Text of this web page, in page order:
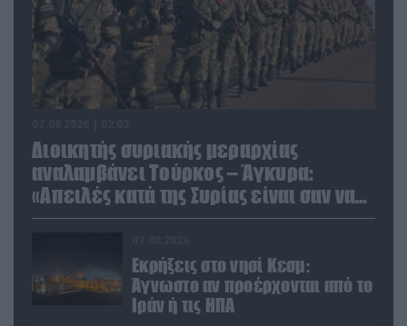
Διοικητής συριακής μεραρχίας
αναλαμβάνει Τούρκος – Άγκυρα:
«Απειλές κατά της Συρίας είναι σαν να
απειλούν εμάς»
Εκρήξεις στο νησί Κεσμ:
Άγνωστο αν προέρχονται από το
Ιράν ή τις ΗΠΑ